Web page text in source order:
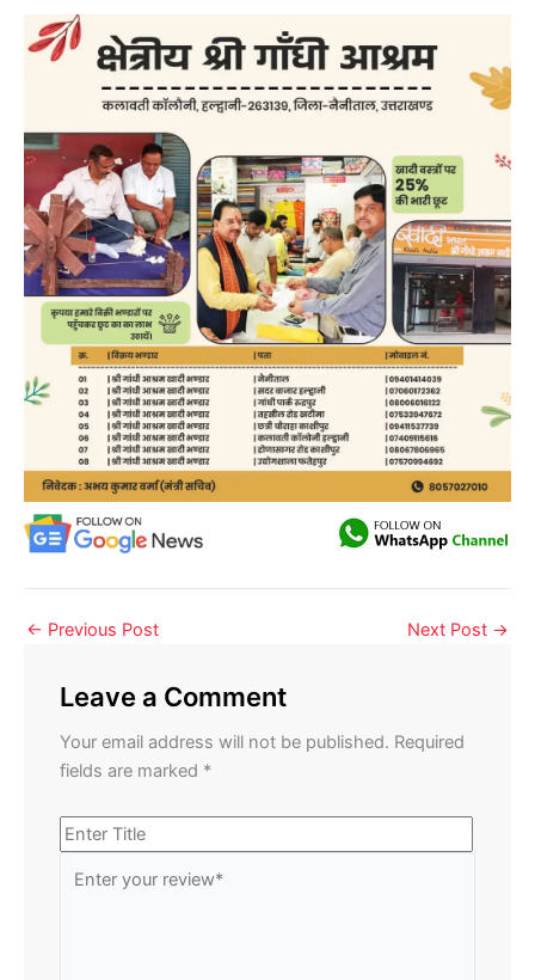
← Previous Post Next Post →
Leave a Comment
Your email address will not be published. Required
fields are marked *